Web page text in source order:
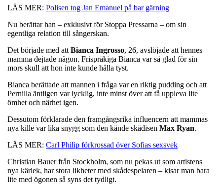
LÄS MER: Polisen tog Jan Emanuel på bar gärning
Nu berättar han – exklusivt för Stoppa Pressarna – om sin
egentliga relation till sångerskan.
Det började med att Bianca Ingrosso, 26, avslöjade att hennes
mamma dejtade någon. Frispråkiga Bianca var så glad för sin
mors skull att hon inte kunde hålla tyst.
Bianca berättade att mannen i fråga var en riktig pudding och att
Pernilla äntligen var lycklig, inte minst över att få uppleva lite
ömhet och närhet igen.
Dessutom förklarade den framgångsrika influencern att mammas
nya kille var lika snygg som den kände skådisen Max Ryan.
LÄS MER: Carl Philip förkrossad över Sofias sexsvek
Christian Bauer från Stockholm, som nu pekas ut som artistens
nya kärlek, har stora likheter med skådespelaren – kisar man bara
lite med ögonen så syns det tydligt.